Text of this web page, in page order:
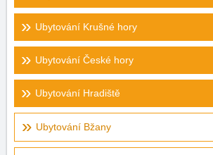
Ubytování Krušné hory
Ubytování České hory
Ubytování Hradiště
Ubytování Bžany